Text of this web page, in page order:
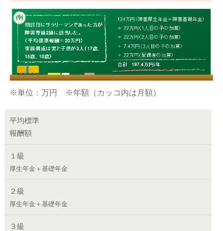
※単位：万円 ※年額（カッコ内は月額）
平均標準
報酬額
１級
厚生年金＋基礎年金
２級
厚生年金＋基礎年金
３級